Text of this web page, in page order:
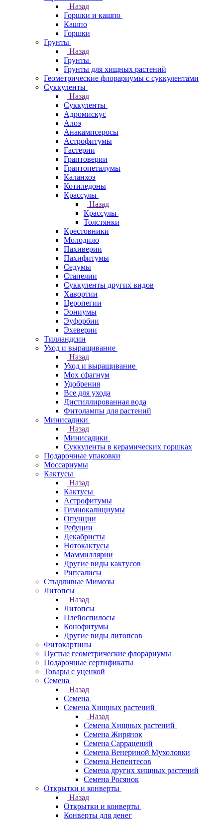
Назад
Горшки и кашпо
Кашпо
Горшки
Грунты
Назад
Грунты
Грунты для хищных растений
Геометрические флорариумы с суккулентами
Суккуленты
Назад
Суккуленты
Адромискус
Алоэ
Анакампсеросы
Астрофитумы
Гастерии
Граптоверии
Граптопеталумы
Каланхоэ
Котиледоны
Крассулы
Назад
Крассулы
Толстянки
Крестовники
Молодило
Пахиверии
Пахифитумы
Седумы
Стапелии
Суккуленты других видов
Хавортии
Церопегии
Эониумы
Эуфорбии
Эхеверии
Тилландсии
Уход и выращивание
Назад
Уход и выращивание
Мох сфагнум
Удобрения
Все для ухода
Дистиллированная вода
Фитолампы для растений
Минисадики
Назад
Минисадики
Суккуленты в керамических горшках
Подарочные упаковки
Моссариумы
Кактусы
Назад
Кактусы
Астрофитумы
Гимнокалициумы
Опунции
Ребуции
Декабристы
Нотокактусы
Маммиллярии
Другие виды кактусов
Рипсалисы
Стыдливые Мимозы
Литопсы
Назад
Литопсы
Плейоспилосы
Конофитумы
Другие виды литопсов
Фитокартины
Пустые геометрические флорариумы
Подарочные сертификаты
Товары с уценкой
Семена
Назад
Семена
Семена Хищных растений
Назад
Семена Хищных растений
Семена Жирянок
Семена Саррацений
Семена Венериной Мухоловки
Семена Непентесов
Семена других хищных растений
Семена Росянок
Открытки и конверты
Назад
Открытки и конверты
Конверты для денег